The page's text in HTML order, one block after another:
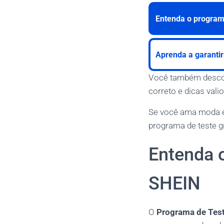
Entenda o
Aprenda a
Você também
correto e dicas
Se você ama moda
programa de teste
Entenda
SHEIN
O Programa de